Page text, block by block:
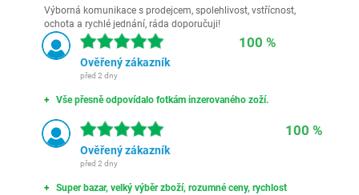
Výborná komunikace s prodejcem, spolehlivost, vstřícnost,
ochota a rychlé jednání, ráda doporučuji!
100 %
Ověřený zákazník
před 2 dny
Vše přesně odpovídalo fotkám inzerovaného zoží.
100 %
Ověřený zákazník
před 2 dny
Super bazar, velký výběr zboží, rozumné ceny, rychlost